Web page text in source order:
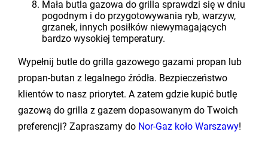
Mała butla gazowa do grilla sprawdzi się w dniu
pogodnym i do przygotowywania ryb, warzyw,
grzanek, innych posiłków niewymagających
bardzo wysokiej temperatury.
Wypełnij butle do grilla gazowego gazami propan lub
propan-butan z legalnego źródła. Bezpieczeństwo
klientów to nasz priorytet. A zatem gdzie kupić butlę
gazową do grilla z gazem dopasowanym do Twoich
preferencji? Zapraszamy do Nor-Gaz koło Warszawy!